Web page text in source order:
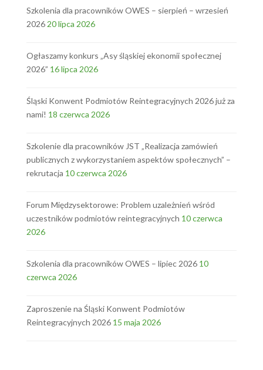
Szkolenia dla pracowników OWES – sierpień – wrzesień
2026 20 lipca 2026
Ogłaszamy konkurs „Asy śląskiej ekonomii społecznej
2026” 16 lipca 2026
Śląski Konwent Podmiotów Reintegracyjnych 2026 już za
nami! 18 czerwca 2026
Szkolenie dla pracowników JST „Realizacja zamówień
publicznych z wykorzystaniem aspektów społecznych” –
rekrutacja 10 czerwca 2026
Forum Międzysektorowe: Problem uzależnień wśród
uczestników podmiotów reintegracyjnych 10 czerwca
2026
Szkolenia dla pracowników OWES – lipiec 2026 10
czerwca 2026
Zaproszenie na Śląski Konwent Podmiotów
Reintegracyjnych 2026 15 maja 2026